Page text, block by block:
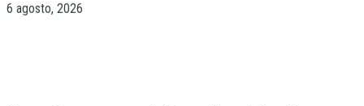
6 agosto, 2026